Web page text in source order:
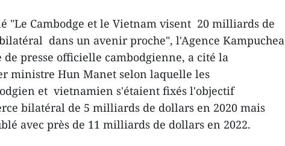
"Le Cambodge et le Vietnam visent 20 milliards de
dans un avenir proche", l'Agence Kampuchea
de presse officielle cambodgienne, a cité la
ministre Hun Manet selon laquelle les
et vietnamien s'étaient fixés l'objectif
bilatéral de 5 milliards de dollars en 2020 mais
avec près de 11 milliards de dollars en 2022.